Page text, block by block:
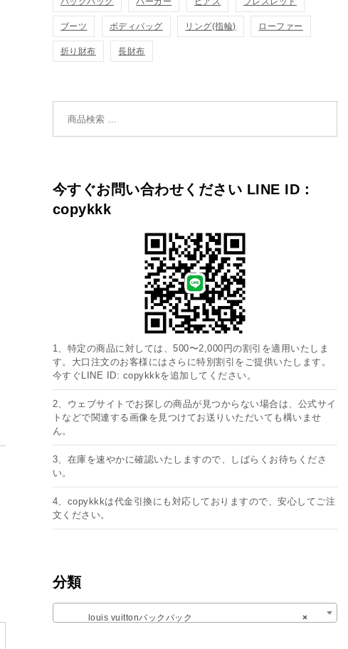
ブーツ ボディバッグ リング(指輪) ローファー
折り財布 長財布
今すぐお問い合わせください LINE ID：
copykkk
1、特定の商品に対しては、500〜2,000円の割引を適用いたしま
す。大口注文のお客様にはさらに特別割引をご提供いたします。
今すぐLINE ID: copykkkを追加してください。
2、ウェブサイトでお探しの商品が見つからない場合は、公式サイ
トなどで関連する画像を見つけてお送りいただいても構いませ
ん。
3、在庫を速やかに確認いたしますので、しばらくお待ちくださ
い。
4、copykkkは代金引換にも対応しておりますので、安心してご注
文ください。
分類
×
louis vuittonバックパック